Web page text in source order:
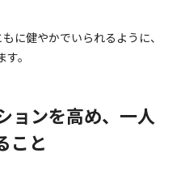
に健やかでいられるように、
。
ョンを高め、一人
こと